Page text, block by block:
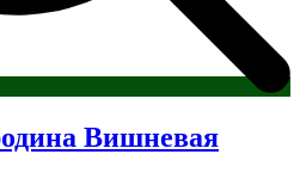
Вишневая